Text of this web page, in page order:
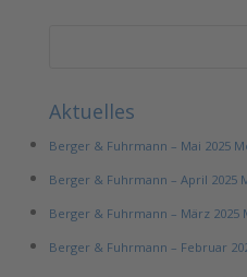
Aktuelles
Berger & Fuhrmann – Mai 2025
Berger & Fuhrmann – April 2025
Berger & Fuhrmann – März
Berger & Fuhrmann – Februar